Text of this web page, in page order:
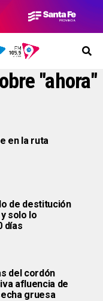
"ahora"
en la ruta
de destitución
solo lo
días
del cordón
afluencia de
gruesa